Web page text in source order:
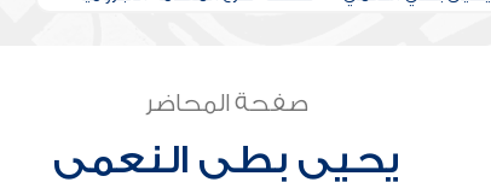
صفحة المحاضر
يحيى بطي النعمي